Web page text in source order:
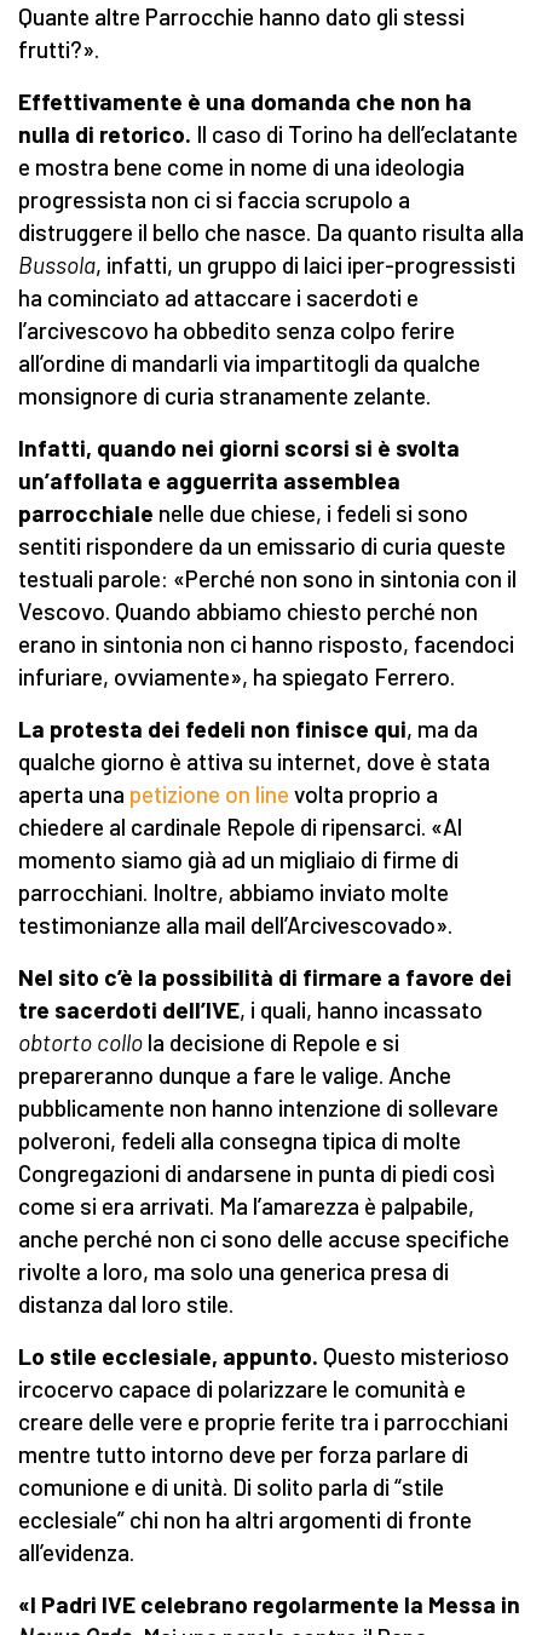
Quante altre Parrocchie hanno dato gli stessi
frutti?».
Effettivamente è una domanda che non ha
nulla di retorico. Il caso di Torino ha dell’eclatante
e mostra bene come in nome di una ideologia
progressista non ci si faccia scrupolo a
distruggere il bello che nasce. Da quanto risulta alla
Bussola, infatti, un gruppo di laici iper-progressisti
ha cominciato ad attaccare i sacerdoti e
l’arcivescovo ha obbedito senza colpo ferire
all’ordine di mandarli via impartitogli da qualche
monsignore di curia stranamente zelante.
Infatti, quando nei giorni scorsi si è svolta
un’affollata e agguerrita assemblea
parrocchiale nelle due chiese, i fedeli si sono
sentiti rispondere da un emissario di curia queste
testuali parole: «Perché non sono in sintonia con il
Vescovo. Quando abbiamo chiesto perché non
erano in sintonia non ci hanno risposto, facendoci
infuriare, ovviamente», ha spiegato Ferrero.
La protesta dei fedeli non finisce qui, ma da
qualche giorno è attiva su internet, dove è stata
aperta una petizione on line volta proprio a
chiedere al cardinale Repole di ripensarci. «Al
momento siamo già ad un migliaio di firme di
parrocchiani. Inoltre, abbiamo inviato molte
testimonianze alla mail dell’Arcivescovado».
Nel sito c’è la possibilità di firmare a favore dei
tre sacerdoti dell’IVE, i quali, hanno incassato
obtorto collo la decisione di Repole e si
prepareranno dunque a fare le valige. Anche
pubblicamente non hanno intenzione di sollevare
polveroni, fedeli alla consegna tipica di molte
Congregazioni di andarsene in punta di piedi così
come si era arrivati. Ma l’amarezza è palpabile,
anche perché non ci sono delle accuse specifiche
rivolte a loro, ma solo una generica presa di
distanza dal loro stile.
Lo stile ecclesiale, appunto. Questo misterioso
ircocervo capace di polarizzare le comunità e
creare delle vere e proprie ferite tra i parrocchiani
mentre tutto intorno deve per forza parlare di
comunione e di unità. Di solito parla di “stile
ecclesiale” chi non ha altri argomenti di fronte
all’evidenza.
«I Padri IVE celebrano regolarmente la Messa in